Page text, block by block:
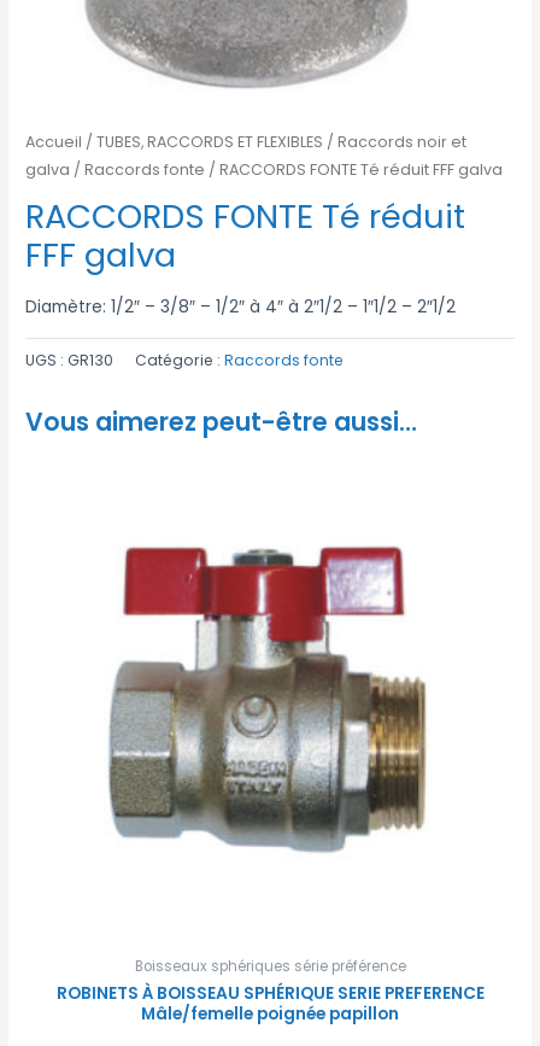
Accueil /TUBES, RACCORDS ET FLEXIBLES /Raccords noir et
galva /Raccords fonte / RACCORDS FONTE Té réduit FFF galva
RACCORDS FONTE Té réduit
FFF galva
Diamètre: 1/2″ – 3/8″ – 1/2″ à 4″ à 2″1/2 – 1″1/2 – 2″1/2
UGS :GR130 Catégorie :Raccords fonte
Vous aimerez peut-être aussi…
Boisseaux sphériques série préférence
ROBINETS À BOISSEAU SPHÉRIQUE SERIE PREFERENCE
Mâle/femelle poignée papillon